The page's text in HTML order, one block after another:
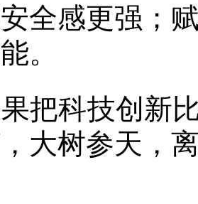
全感更强；
。
科技创新比
大树参天，